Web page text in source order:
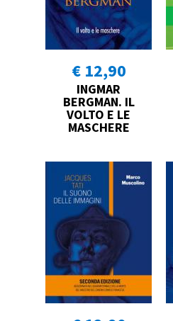
€ 12,90
INGMAR
BERGMAN. IL
VOLTO E LE
MASCHERE